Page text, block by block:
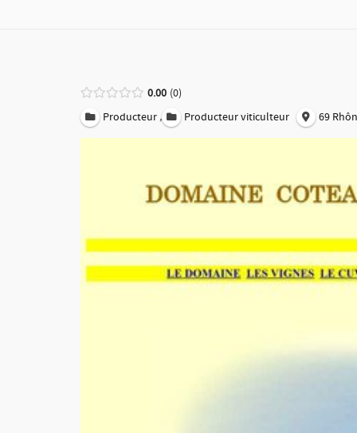
0.00 0
Producteur , Producteur viticulteur 69